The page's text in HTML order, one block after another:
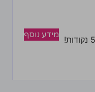
מידע נוסף